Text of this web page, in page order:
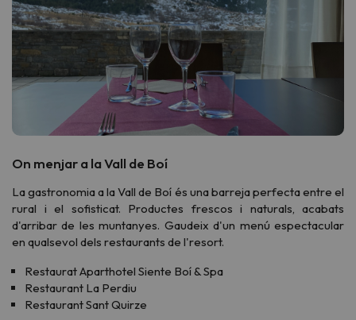
On menjar a la Vall de Boí
La gastronomia a la Vall de Boí és una barreja perfecta entre el
rural i el sofisticat. Productes frescos i naturals, acabats
d'arribar de les muntanyes. Gaudeix d'un menú espectacular
en qualsevol dels restaurants de l'resort.
Restaurat Aparthotel Siente Boí & Spa
Restaurant La Perdiu
Restaurant Sant Quirze